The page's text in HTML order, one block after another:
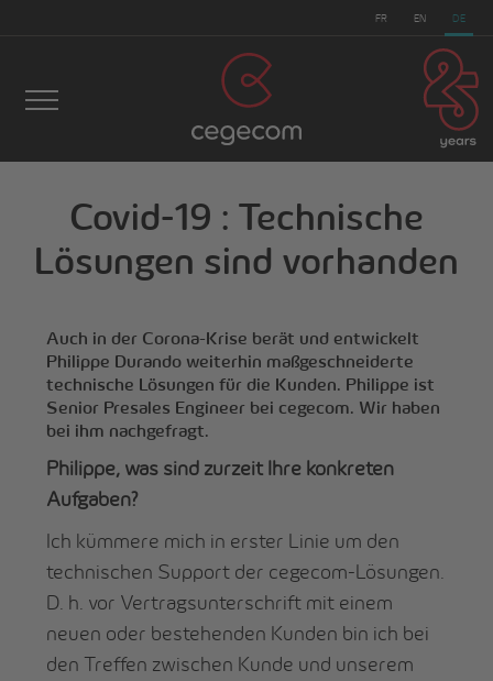
FR EN DE
cegecom >Nachrichten >Covid-19 : Technische
Lösungen sind vorhanden
Covid-19 : Technische
Lösungen sind vorhanden
Auch in der Corona-Krise berät und entwickelt
Philippe Durando weiterhin maßgeschneiderte
technische Lösungen für die Kunden. Philippe ist
Senior Presales Engineer bei cegecom. Wir haben
bei ihm nachgefragt.
Philippe, was sind zurzeit Ihre konkreten
Aufgaben?
Ich kümmere mich in erster Linie um den
technischen Support der cegecom-Lösungen.
D. h. vor Vertragsunterschrift mit einem
neuen oder bestehenden Kunden bin ich bei
den Treffen zwischen Kunde und unserem